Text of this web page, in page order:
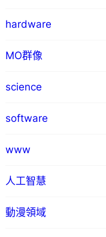
hardware
MO群像
science
software
www
人工智慧
動漫領域